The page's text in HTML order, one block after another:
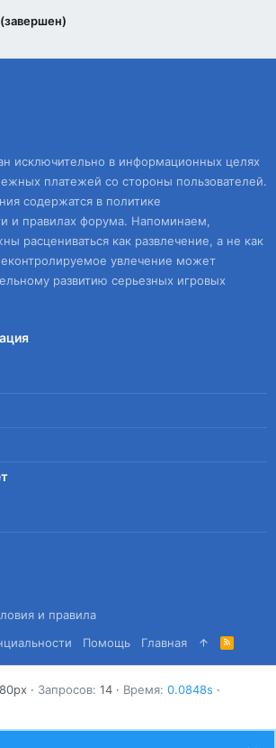
исключительно в информационных целях
платежей со стороны пользователей.
содержатся в политике
и правилах форума. Напоминаем,
расцениваться как развлечение, а не как
увлечение может
развитию серьезных игровых
и правила
Помощь Главная
R
S
S
Запросов 14 Время 0.0848s